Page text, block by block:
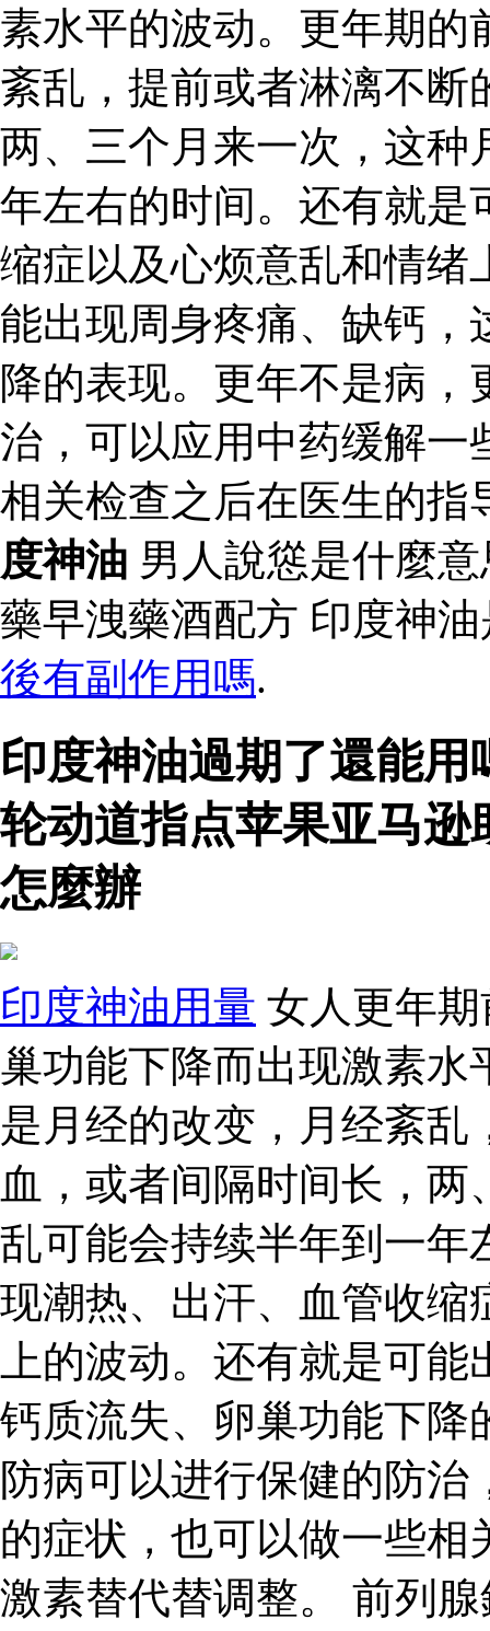
素水平的波动。更年期的
紊乱，提前或者淋漓不断
两、三个月来一次，这种
年左右的时间。还有就是
缩症以及心烦意乱和情绪
能出现周身疼痛、缺钙，
降的表现。更年不是病
治，可以应用中药缓解一
相关检查之后在医生的
度神油 男人說慫是什麼
藥早洩藥酒配方 印度神
後有副作用嗎.
印度神油過期了還能
轮动道指点苹果亚马
怎麼辦
印度神油用量 女人更年
巢功能下降而出现激素水
是月经的改变，月经紊
血，或者间隔时间长，
乱可能会持续半年到一年
现潮热、出汗、血管收缩
上的波动。还有就是可
钙质流失、卵巢功能下降
防病可以进行保健的防
的症状，也可以做一些
激素替代替调整。 前列